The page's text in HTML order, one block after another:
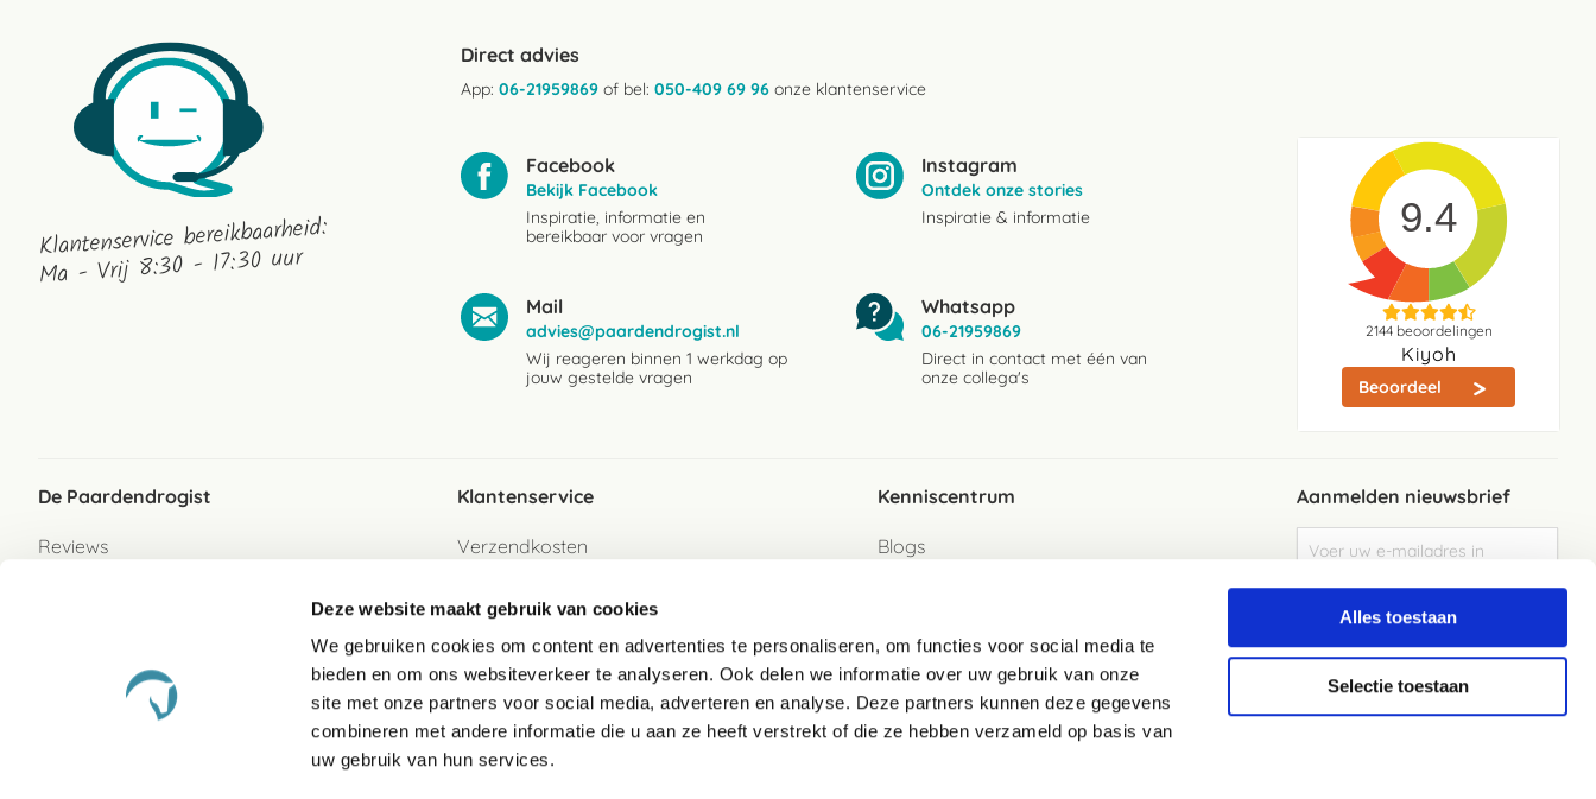
Deze website maakt gebruik van cookies
We gebruiken cookies om content en advertenties te personaliseren, om functies voor social media te
bieden en om ons websiteverkeer te analyseren. Ook delen we informatie over uw gebruik van onze
site met onze partners voor social media, adverteren en analyse. Deze partners kunnen deze gegevens
combineren met andere informatie die u aan ze heeft verstrekt of die ze hebben verzameld op basis van
uw gebruik van hun services.
Alles toestaan
Selectie toestaan
Klantenservice bereikbaarheid:
Ma - Vrij 8:30 - 17:30 uur
Direct advies
App: 06-21959869 of bel: 050-409 69 96 onze klantenservice
Facebook
Bekijk Facebook
Inspiratie, informatie en
bereikbaar voor vragen
Instagram
Ontdek onze stories
Inspiratie & informatie
Mail
advies@paardendrogist.nl
Wij reageren binnen 1 werkdag op
jouw gestelde vragen
Whatsapp
06-21959869
Direct in contact met één van
onze collega's
9.4
2144beoordelingen
Kiyoh
Beoordeel
De Paardendrogist
Reviews
Klantenservice
Verzendkosten
Betaalwijzen
Retour
Retour sturen als gast
Garantie
Veelgestelde vragen
Kenniscentrum
Blogs
Aanmelden nieuwsbrief
u
op
Elke week de beste acties en het laaste